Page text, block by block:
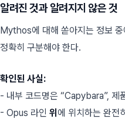
알려진 것과 알려지지 않은 것
Mythos에 대해 쏟아지는 정보 중
정확히 구분해야 한다.
확인된 사실:
- 내부 코드명은 “Capybara”,
- Opus 라인 위 에 위치하는 완전